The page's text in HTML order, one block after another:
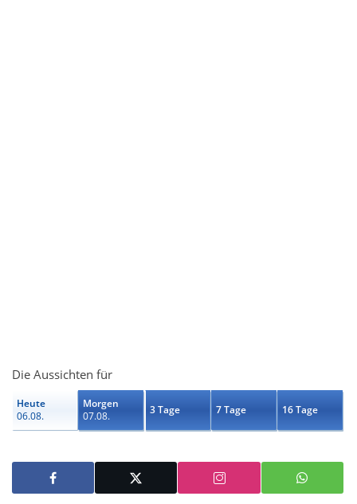
Die Aussichten für
Heute
06.08.
Morgen
07.08.
3 Tage 7 Tage 16 Tage